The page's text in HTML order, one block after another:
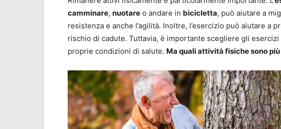
camminare, nuotare o andare in bicicletta, può aiutare a
resistenza e anche l’agilità. Inoltre, l’esercizio può aiutare a
rischio di cadute. Tuttavia, è importante scegliere gli
proprie condizioni di salute. Ma quali attività fisiche sono